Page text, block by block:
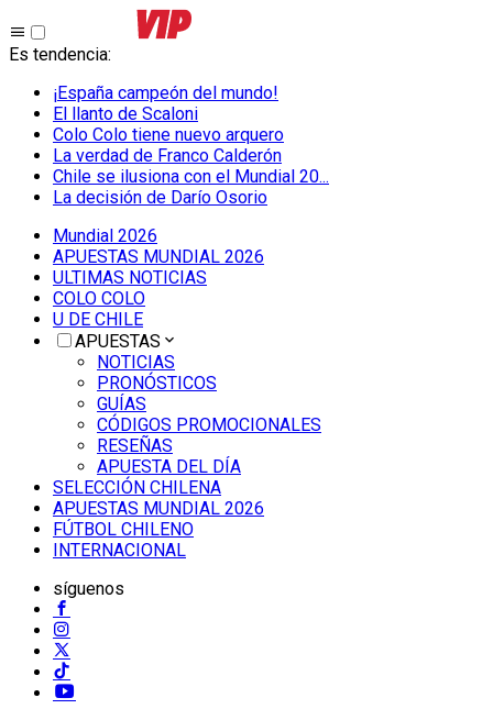
Es tendencia:
¡España campeón del mundo!
El llanto de Scaloni
Colo Colo tiene nuevo arquero
La verdad de Franco Calderón
Chile se ilusiona con el Mundial 20...
La decisión de Darío Osorio
Mundial 2026
APUESTAS MUNDIAL 2026
ULTIMAS NOTICIAS
COLO COLO
U DE CHILE
APUESTAS
NOTICIAS
PRONÓSTICOS
GUÍAS
CÓDIGOS PROMOCIONALES
RESEÑAS
APUESTA DEL DÍA
SELECCIÓN CHILENA
APUESTAS MUNDIAL 2026
FÚTBOL CHILENO
INTERNACIONAL
síguenos